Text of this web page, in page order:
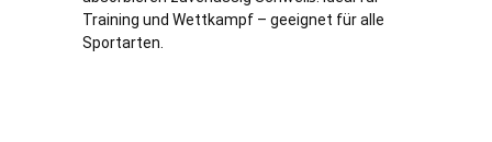
Training und Wettkampf – geeignet für alle
Sportarten.